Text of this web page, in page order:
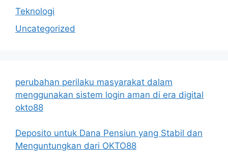
Teknologi
Uncategorized
perubahan perilaku masyarakat dalam
menggunakan sistem login aman di era digital
okto88
Deposito untuk Dana Pensiun yang Stabil dan
Menguntungkan dari OKTO88